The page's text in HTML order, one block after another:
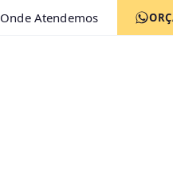
Onde Atendemos